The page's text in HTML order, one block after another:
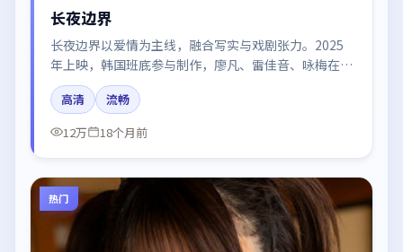
长夜边界
长夜边界以爱情为主线，融合写实与戏剧张力。2025
年上映，韩国班底参与制作，廖凡、雷佳音、咏梅在片
中呈现细腻表演，影像风格统一，配乐与剪辑强化了情
绪曲线。
高清
流畅
12万
18个月前
热门